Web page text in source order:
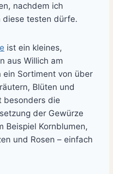
nachdem ich
diese testen dürfe.
ist ein kleines,
aus Willich am
ein Sortiment von über
Blüten und
besonders die
der Gewürze
Beispiel Kornblumen,
und Rosen – einfach